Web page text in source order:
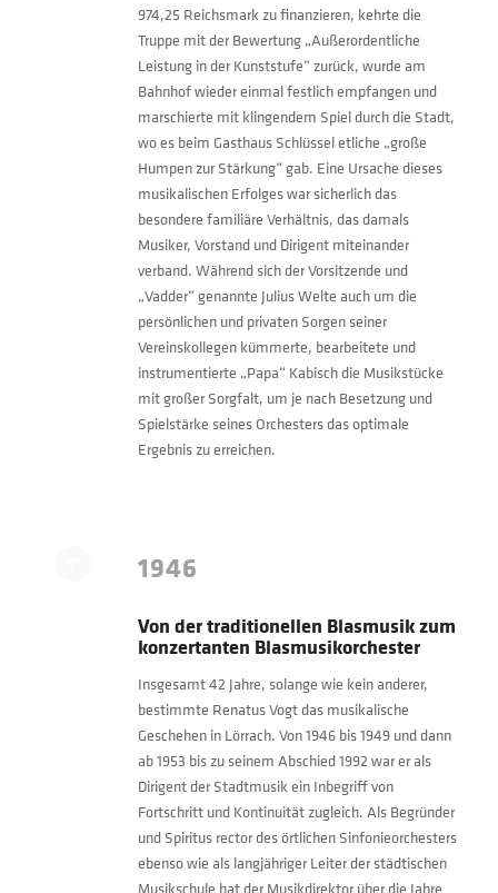
974,25 Reichsmark zu finanzieren, kehrte die
Truppe mit der Bewertung „Außerordentliche
Leistung in der Kunststufe“ zurück, wurde am
Bahnhof wieder einmal festlich empfangen und
marschierte mit klingendem Spiel durch die Stadt,
wo es beim Gasthaus Schlüssel etliche „große
Humpen zur Stärkung“ gab. Eine Ursache dieses
musikalischen Erfolges war sicherlich das
besondere familiäre Verhältnis, das damals
Musiker, Vorstand und Dirigent miteinander
verband. Während sich der Vorsitzende und
„Vadder“ genannte Julius Welte auch um die
persönlichen und privaten Sorgen seiner
Vereinskollegen kümmerte, bearbeitete und
instrumentierte „Papa“ Kabisch die Musikstücke
mit großer Sorgfalt, um je nach Besetzung und
Spielstärke seines Orchesters das optimale
Ergebnis zu erreichen.
1946
Von der traditionellen Blasmusik zum
konzertanten Blasmusikorchester
Insgesamt 42 Jahre, solange wie kein anderer,
bestimmte Renatus Vogt das musikalische
Geschehen in Lörrach. Von 1946 bis 1949 und dann
ab 1953 bis zu seinem Abschied 1992 war er als
Dirigent der Stadtmusik ein Inbegriff von
Fortschritt und Kontinuität zugleich. Als Begründer
und Spiritus rector des örtlichen Sinfonieorchesters
ebenso wie als langjähriger Leiter der städtischen
Musikschule hat der Musikdirektor über die Jahre